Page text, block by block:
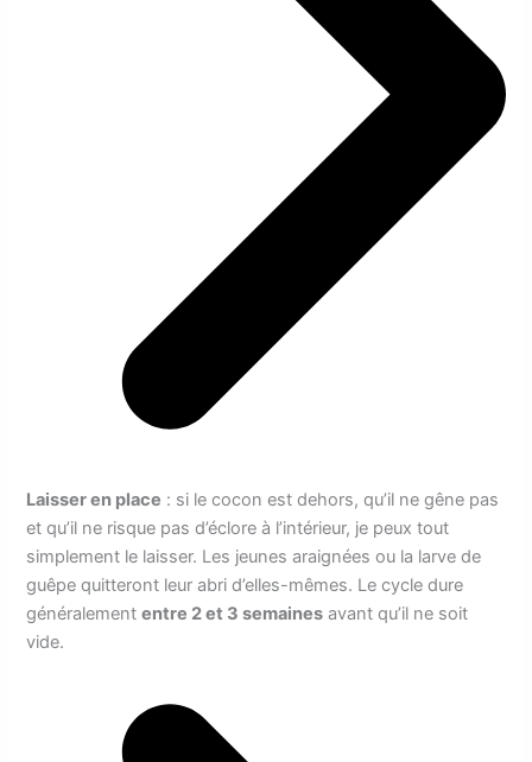
Laisser en place : si le cocon est dehors, qu’il ne gêne pas
et qu’il ne risque pas d’éclore à l’intérieur, je peux tout
simplement le laisser. Les jeunes araignées ou la larve de
guêpe quitteront leur abri d’elles-mêmes. Le cycle dure
généralemententre 2 et 3 semaines avant qu’il ne soit
vide.